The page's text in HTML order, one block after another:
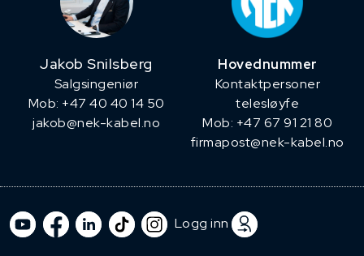
Jakob Snilsberg
​Salgsingeniør
Mob: +47 40 40 14 50
jakob@nek-kabel.no
Hovednummer
Kontaktpersoner
telesløyfe
Mob: +47 67 91 21 80
firmapost@nek-kabel.no
Logg inn